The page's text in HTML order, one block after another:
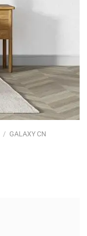
/ GALAXY CN